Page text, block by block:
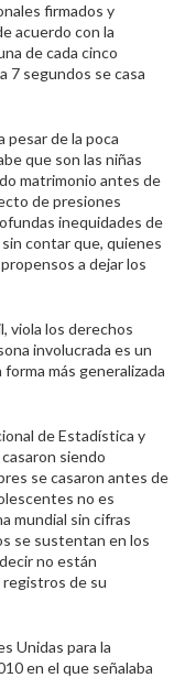
firmados y
acuerdo con la
de cada cinco
7 segundos se casa
pesar de la poca
que son las niñas
matrimonio antes de
de presiones
inequidades de
contar que, quienes
a dejar los
viola los derechos
involucrada es un
más generalizada
de Estadística y
siendo
se casaron antes de
no es
mundial sin cifras
se sustentan en los
no están
de su
Unidas para la
en el que señalaba